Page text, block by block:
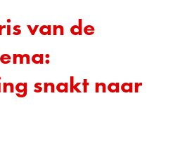
van de
snakt naar